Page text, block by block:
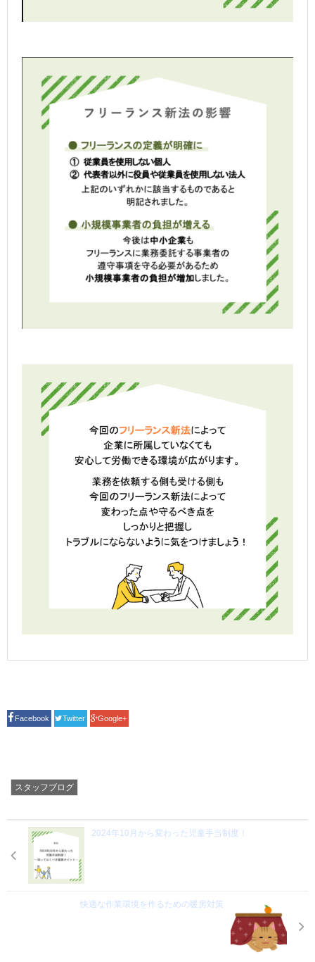
Facebook Twitter Google+
スタッフブログ
2024年10月から変わった児童手当制度！
快適な作業環境を作るための暖房対策